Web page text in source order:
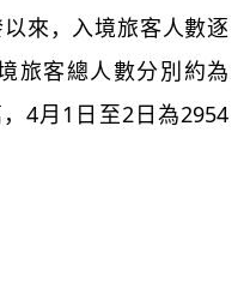
來，入境旅客人數逐
旅客總人數分別約為
4月1日至2日為2954